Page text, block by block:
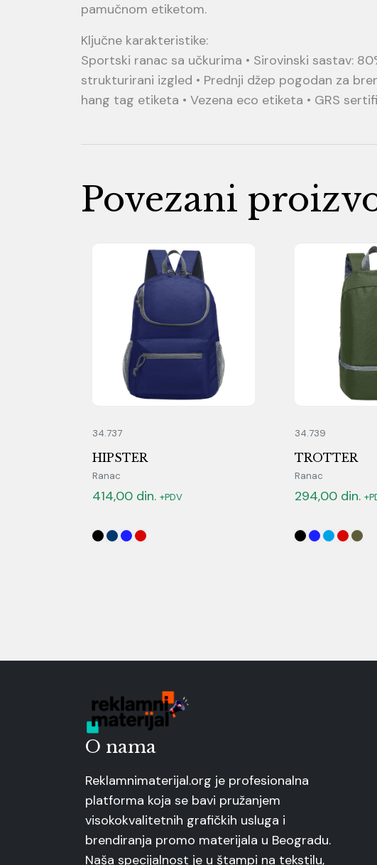
pamučnom etiketom.
Ključne karakteristike:
Sportski ranac sa učkurima • Sirovinski sastav:
strukturirani izgled • Prednji džep pogodan za
hang tag etiketa • Vezena eco etiketa • GRS
Povezani
34.737
HIPSTER
Ranac
414,00 din. +PDV
34.739
TROTTER
Ranac
294,00 din.
O nama
Reklamnimaterijal.org je profesionalna
platforma koja se bavi pružanjem
visokokvalitetnih grafičkih usluga i
brendiranja promo materijala u Beogradu.
Naša specijalnost je u štampi na tekstilu,